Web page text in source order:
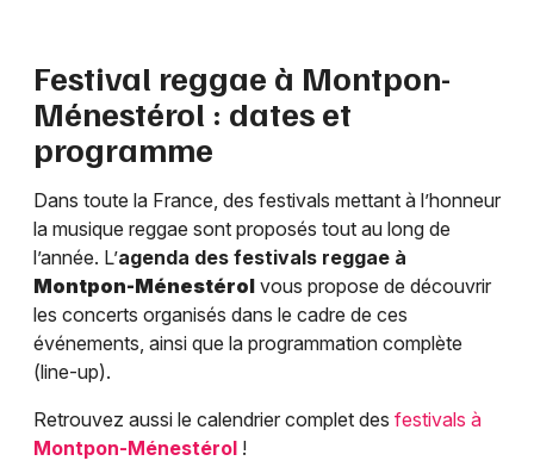
Festival reggae à Montpon-
Ménestérol : dates et
programme
Dans toute la France, des festivals mettant à l’honneur
la musique reggae sont proposés tout au long de
l’année. L’agenda des festivals reggae à
Montpon-Ménestérol vous propose de découvrir
les concerts organisés dans le cadre de ces
événements, ainsi que la programmation complète
(line-up).
Retrouvez aussi le calendrier complet des festivals à
Montpon-Ménestérol !